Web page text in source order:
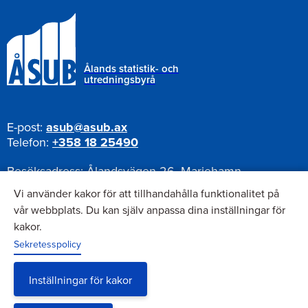
Ålands statistik- och
utredningsbyrå
E-post: asub@asub.ax
Telefon: +358 18 25490
Besöksadress:Ålandsvägen 26, Mariehamn
Postadress:
Pb 1187, AX-22111 Mariehamn
Nyhetsbrev
Anmäl dig till vårt nyhetsbrev
Vi använder kakor för att tillhandahålla funktionalitet på
vår webbplats. Du kan själv anpassa dina inställningar för
kakor.
Sekretesspolicy
Inställningar för kakor